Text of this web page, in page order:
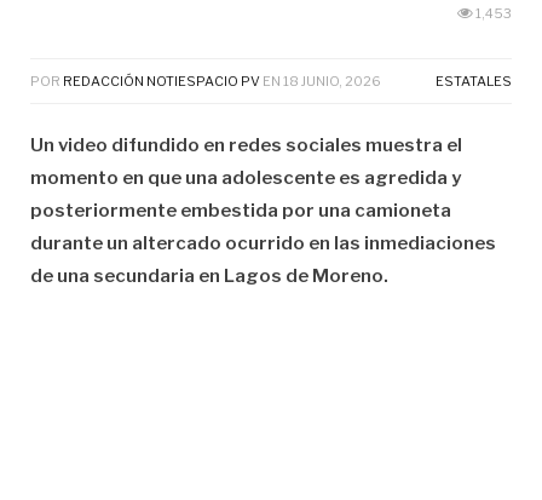
1,453
POR REDACCIÓN NOTIESPACIO PV EN 18 JUNIO, 2026 ESTATALES
Un video difundido en redes sociales muestra el
momento en que una adolescente es agredida y
posteriormente embestida por una camioneta
durante un altercado ocurrido en las inmediaciones
de una secundaria en Lagos de Moreno.